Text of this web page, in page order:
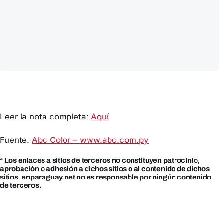
Leer la nota completa: Aquí
Fuente: Abc Color – www.abc.com.py
* Los enlaces a sitios de terceros no constituyen patrocinio,
aprobación o adhesión a dichos sitios o al contenido de dichos
sitios. enparaguay.net no es responsable por ningún contenido
de terceros.